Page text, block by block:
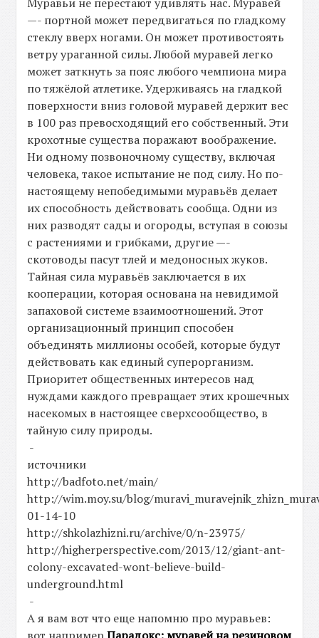
—- портной может передвигаться по гладкому
стеклу вверх ногами. Он может противостоять
ветру ураганной силы. Любой муравей легко
может заткнуть за пояс любого чемпиона мира
по тяжёлой атлетике. Удерживаясь на гладкой
поверхности вниз головой муравей держит вес
в 100 раз превосходящий его собственный. Эти
крохотные существа поражают воображение.
Ни одному позвоночному существу, включая
человека, такое испытание не под силу. Но по-
настоящему непобедимыми муравьёв делает
их способность действовать сообща. Одни из
них разводят сады и огороды, вступая в союзы
с растениями и грибками, другие —-
скотоводы пасут тлей и медоносных жуков.
Тайная сила муравьёв заключается в их
кооперации, которая основана на невидимой
запаховой системе взаимоотношений. Этот
организационный принцип способен
объединять миллионы особей, которые будут
действовать как единый суперорганизм.
Приоритет общественных интересов над
нуждами каждого превращает этих крошечных
насекомых в настоящее сверхсообщество, в
тайную силу природы.
-
источники
http://badfoto.net/main/
http://wim.moy.su/blog/
01-14-10
http://shkolazhizni.ru/archive/0/n-23975/
http://higherperspective.com/2013/12/giant-ant-
colony-excavated-wont-believe-build-
underground.html
-
А я вам вот что еще напомню про муравьев: